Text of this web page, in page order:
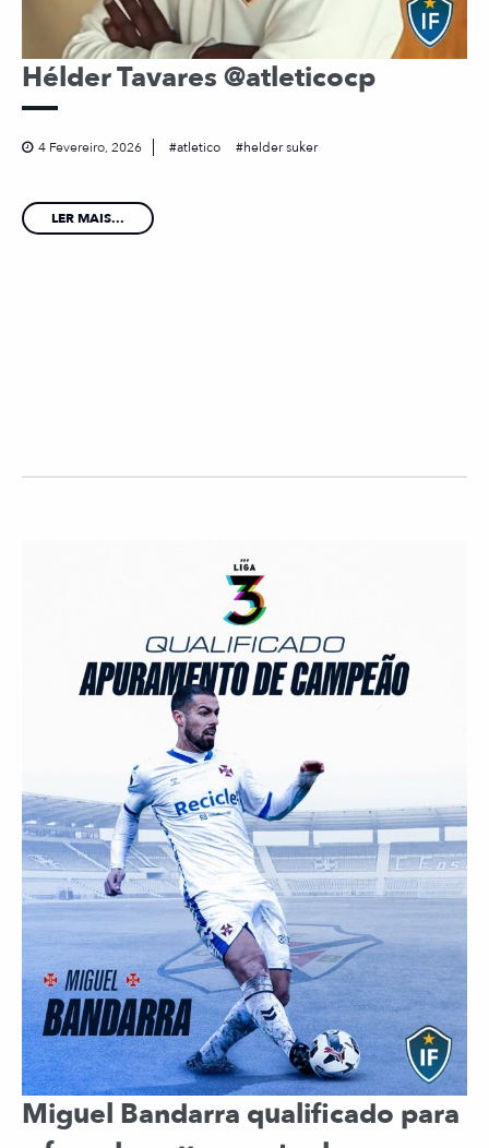
Hélder Tavares @atleticocp
4 Fevereiro, 2026 atletico helder suker
LER MAIS...
Miguel Bandarra qualificado para